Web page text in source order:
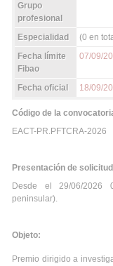
Grupo
profesional
Especialidad
(0 en
Fecha límite
Fibao
07/09/
Fecha oficial 18/09/
Código de la
EACT-PR.PFTCRA-2026
Presentación de
Desde el 29/06/2026
peninsular).
Objeto:
Premio dirigido a